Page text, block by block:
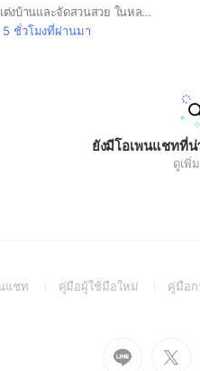
📣มาหาไอเดียแต่งบ้านและจัดสวนสวย ในหลากหลายสไตล์ตามใจตัวเอง📌พ่อค้าแม่ค้ามา💰 #ฝากร้านขายของแต่งบ้าน หรือตาม👷 #หาช่างทำบ้าน 🏡 #แต่งบ้าน🌹 #จัดสวน 🏖 #ไอเดียแต่งบ้าน #ไอเดียจัดสวน 🏠 #roomdecoration 🆘 #ปรึกษาปัญหาเกี่ยวกับบ้าน 🎈 #อุปกรณ์ตกแต่งบ้านและสวน
5 ชั่วโมงที่ผ่านมา
ยังมีโอเพนแชทที่
ดูเพิ่
แชท
(Openคู่มือผู้ใช้มือใหม่
(Open
window)
คู่มือก
Go
to
Go
to